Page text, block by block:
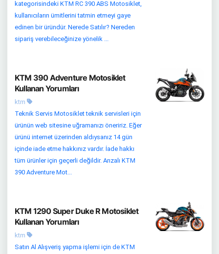
kategorisindeki KTM RC 390 ABS Motosiklet,
kullanıcıların ümitlerini tatmin etmeyi gaye
edinen bir üründür. Nerede Satılır? Nereden
sipariş verebileceğinize yönelik ...
KTM 390 Adventure Motosiklet
Kullanan Yorumları
ktm
Teknik Servis Motosiklet teknik servisleri için
ürünün web sitesine uğramanızı öneririz. Eğer
ürünü internet üzerinden aldıysanız 14 gün
içinde iade etme hakkınız vardır. İade hakkı
tüm ürünler için geçerli değildir. Arızalı KTM
390 Adventure Mot...
KTM 1290 Super Duke R Motosiklet
Kullanan Yorumları
ktm
Satın Al Alışveriş yapma işlemi için de KTM